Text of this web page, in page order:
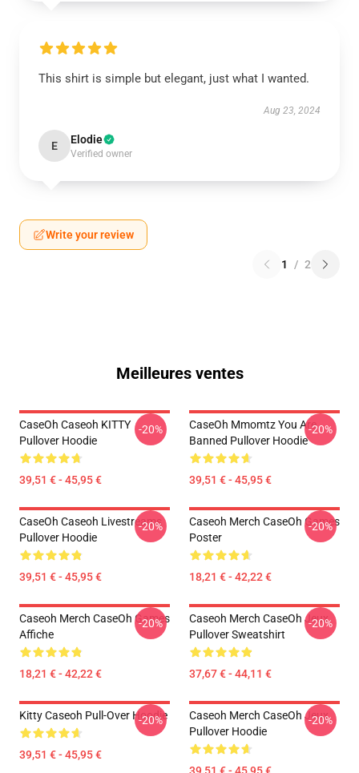
This shirt is simple but elegant, just what I wanted.
Aug 23, 2024
E Elodie
Verified owner
Write your review
1 / 2
Meilleures ventes
CaseOh Caseoh KITTY
Pullover Hoodie
39,51 € - 45,95 €
-20%
CaseOh Mmomtz You Are
Banned Pullover Hoodie
39,51 € - 45,95 €
-20%
CaseOh Caseoh Livestreams
Pullover Hoodie
39,51 € - 45,95 €
-20%
Caseoh Merch CaseOh Games
Poster
18,21 € - 42,22 €
-20%
Caseoh Merch CaseOh Games
Affiche
18,21 € - 42,22 €
-20%
Caseoh Merch CaseOh Jeux
Pullover Sweatshirt
37,67 € - 44,11 €
-20%
Kitty Caseoh Pull-Over Hoodie
39,51 € - 45,95 €
-20%
Caseoh Merch CaseOh Jeux
Pullover Hoodie
-20%